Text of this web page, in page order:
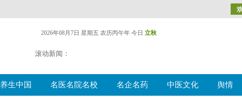
2026年08月7日 星期五 农历丙午年 今日 立秋
滚动新闻：
养生中国 名医名院名校 名企名药 中医文化 舆情